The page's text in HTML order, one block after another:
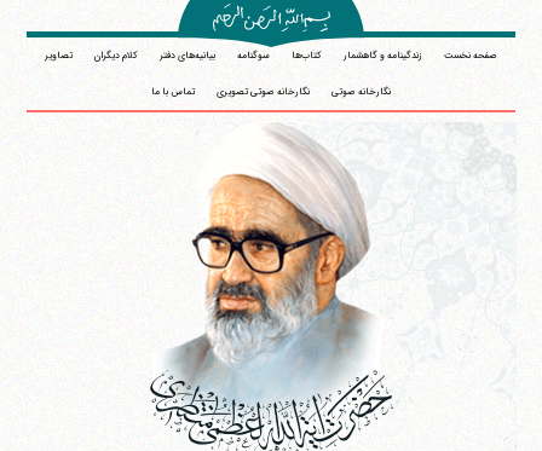
صفحه نخست زندگینامه و گاهشمار کتاب‌ها سوگنامه بیانیه‌های دفتر کلام دیگران تصاویر
نگارخانه صوتی نگارخانه صوتی تصویری تماس با ما